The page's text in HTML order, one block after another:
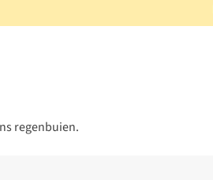
regenbuien.